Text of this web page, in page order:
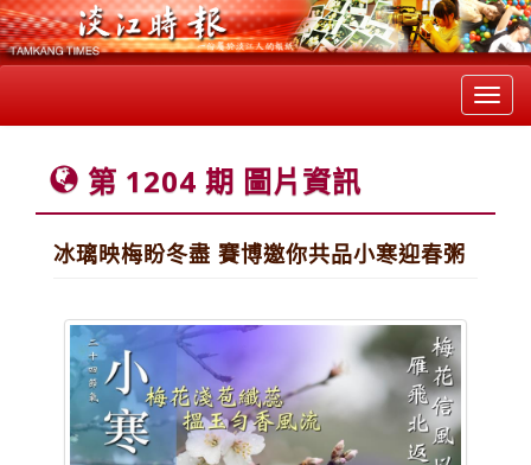
第 1204 期 圖片資訊
冰璃映梅盼冬盡 賽博邀你共品小寒迎春粥